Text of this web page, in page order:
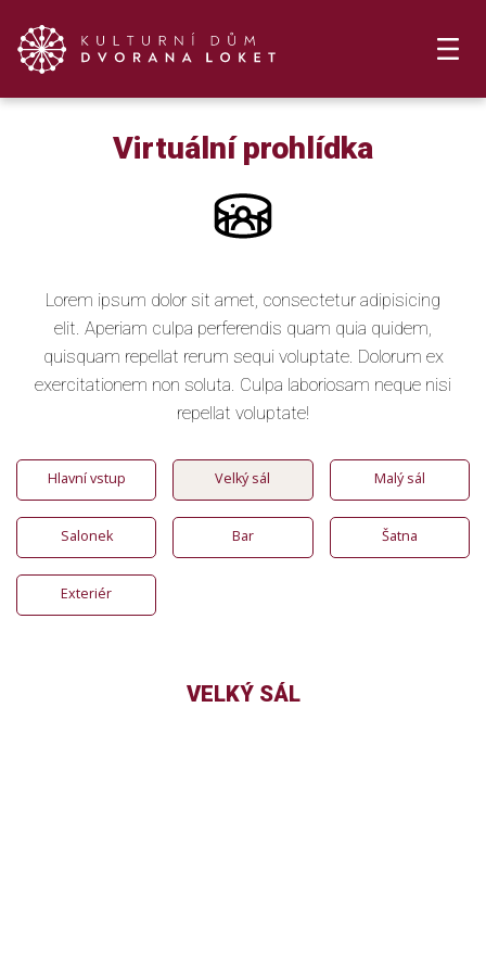
Virtuální prohlídka
Lorem ipsum dolor sit amet, consectetur adipisicing
elit. Aperiam culpa perferendis quam quia quidem,
quisquam repellat rerum sequi voluptate. Dolorum ex
exercitationem non soluta. Culpa laboriosam neque nisi
repellat voluptate!
Hlavní vstup Velký sál Malý sál
Salonek Bar Šatna
Exteriér
VELKÝ SÁL